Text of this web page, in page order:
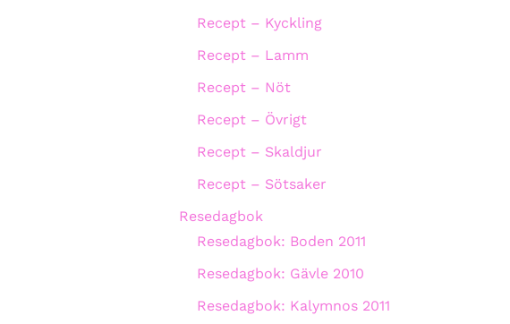
Recept – Kyckling
Recept – Lamm
Recept – Nöt
Recept – Övrigt
Recept – Skaldjur
Recept – Sötsaker
Resedagbok
Resedagbok: Boden 2011
Resedagbok: Gävle 2010
Resedagbok: Kalymnos 2011